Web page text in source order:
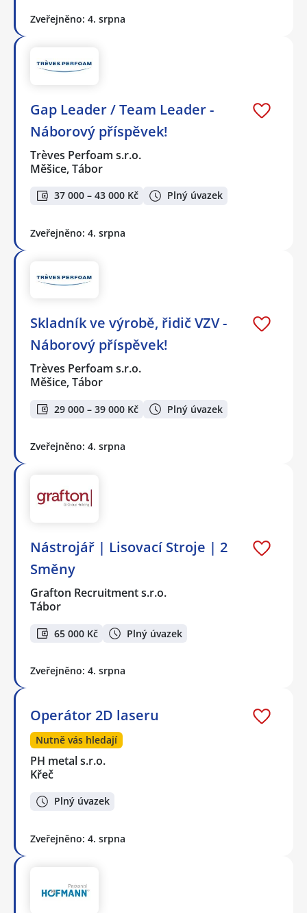
Zveřejněno: 4. srpna
Gap Leader / Team Leader -
Náborový příspěvek!
Trèves Perfoam s.r.o.
Měšice, Tábor
37 000 – 43 000 Kč Plný úvazek
Zveřejněno: 4. srpna
Skladník ve výrobě, řidič VZV -
Náborový příspěvek!
Trèves Perfoam s.r.o.
Měšice, Tábor
29 000 – 39 000 Kč Plný úvazek
Zveřejněno: 4. srpna
Nástrojář | Lisovací Stroje | 2
Směny
Grafton Recruitment s.r.o.
Tábor
65 000 Kč Plný úvazek
Zveřejněno: 4. srpna
Operátor 2D laseru
Nutně vás hledají
PH metal s.r.o.
Křeč
Plný úvazek
Zveřejněno: 4. srpna